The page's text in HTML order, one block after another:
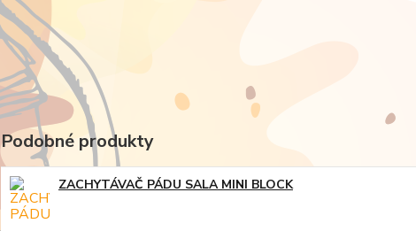
Podobné produkty
ZACHYTÁVAČ PÁDU SALA MINI BLOCK